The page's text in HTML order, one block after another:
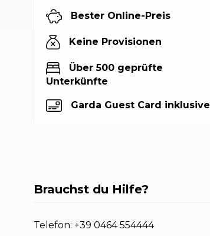
Bester Online-Preis
Keine Provisionen
Über 500 geprüfte
Unterkünfte
Garda Guest Card inklusive
Brauchst du Hilfe?
Telefon: +39 0464 554444